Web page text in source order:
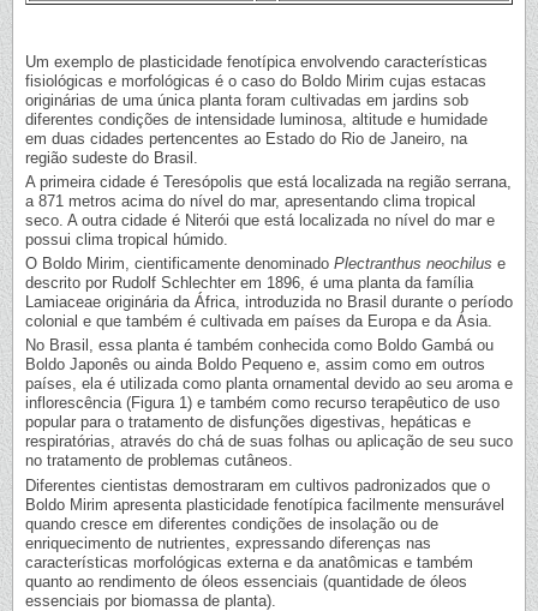
Um exemplo de plasticidade fenotípica envolvendo características
fisiológicas e morfológicas é o caso do Boldo Mirim cujas estacas
originárias de uma única planta foram cultivadas em jardins sob
diferentes condições de intensidade luminosa, altitude e humidade
em duas cidades pertencentes ao Estado do Rio de Janeiro, na
região sudeste do Brasil.
A primeira cidade é Teresópolis que está localizada na região serrana,
a 871 metros acima do nível do mar, apresentando clima tropical
seco. A outra cidade é Niterói que está localizada no nível do mar e
possui clima tropical húmido.
O Boldo Mirim, cientificamente denominado Plectranthus neochilus e
descrito por Rudolf Schlechter em 1896, é uma planta da família
Lamiaceae originária da África, introduzida no Brasil durante o período
colonial e que também é cultivada em países da Europa e da Ásia.
No Brasil, essa planta é também conhecida como Boldo Gambá ou
Boldo Japonês ou ainda Boldo Pequeno e, assim como em outros
países, ela é utilizada como planta ornamental devido ao seu aroma e
inflorescência (Figura 1) e também como recurso terapêutico de uso
popular para o tratamento de disfunções digestivas, hepáticas e
respiratórias, através do chá de suas folhas ou aplicação de seu suco
no tratamento de problemas cutâneos.
Diferentes cientistas demostraram em cultivos padronizados que o
Boldo Mirim apresenta plasticidade fenotípica facilmente mensurável
quando cresce em diferentes condições de insolação ou de
enriquecimento de nutrientes, expressando diferenças nas
características morfológicas externa e da anatômicas e também
quanto ao rendimento de óleos essenciais (quantidade de óleos
essenciais por biomassa de planta).